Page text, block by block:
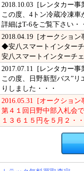
2018.10.03 [レンタカー事
この度、4トン冷蔵冷凍車
詳細はT-6をご覧下さい・
2018.04.19 [オークション
◆安八スマートインター
安八スマートインターチ
2017.07.11 [レンタカー事
この度、日野新型バス”
りしました・・・
2016.05.31 [オークション
第４１回日野中部入札会
１３６１５円を５月２・・